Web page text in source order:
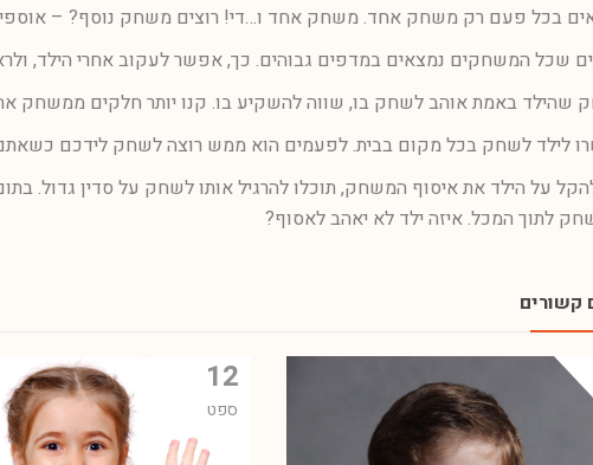
בכל פעם רק משחק אחד. משחק אחד ו…די! רוצים משחק נוסף? –
שכל המשחקים נמצאים במדפים גבוהים. כך, אפשר לעקוב אחרי הילד,
שהילד באמת אוהב לשחק בו, שווה להשקיע בו. קנו יותר חלקים ממשחק
לילד לשחק בכל מקום בבית. לפעמים הוא ממש רוצה לשחק לידכם
על הילד את איסוף המשחק, תוכלו להרגיל אותו לשחק על סדין גדול.
לתוך המכל. איזה ילד לא יאהב לאסוף?
קשורים
12
ספט